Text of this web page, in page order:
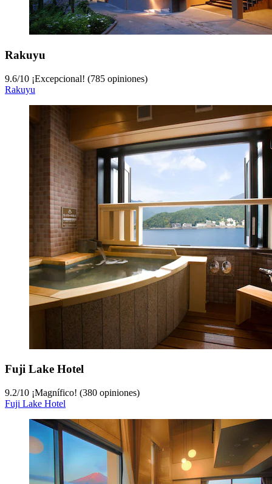
Rakuyu
9.6/10 ¡Excepcional! (785 opiniones)
Rakuyu
Fuji Lake Hotel
9.2/10 ¡Magnífico! (380 opiniones)
Fuji Lake Hotel